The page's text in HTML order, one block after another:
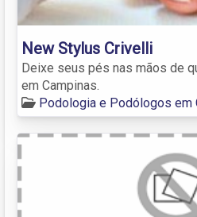
New Stylus Crivelli
Deixe seus pés nas mãos de
em Campinas.
Podologia e Podólogos em